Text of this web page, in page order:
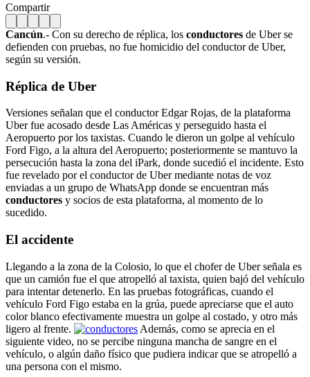
Compartir
Cancún.- Con su derecho de réplica, los conductores de Uber se
defienden con pruebas, no fue homicidio del conductor de Uber,
según su versión.
Réplica de Uber
Versiones señalan que el conductor Edgar Rojas, de la plataforma
Uber fue acosado desde Las Américas y perseguido hasta el
Aeropuerto por los taxistas. Cuando le dieron un golpe al vehículo
Ford Figo, a la altura del Aeropuerto; posteriormente se mantuvo la
persecución hasta la zona del iPark, donde sucedió el incidente. Esto
fue revelado por el conductor de Uber mediante notas de voz
enviadas a un grupo de WhatsApp donde se encuentran más
conductores y socios de esta plataforma, al momento de lo
sucedido.
El accidente
Llegando a la zona de la Colosio, lo que el chofer de Uber señala es
que un camión fue el que atropelló al taxista, quien bajó del vehículo
para intentar detenerlo. En las pruebas fotográficas, cuando el
vehículo Ford Figo estaba en la grúa, puede apreciarse que el auto
color blanco efectivamente muestra un golpe al costado, y otro más
ligero al frente.
Además, como se aprecia en el
siguiente video, no se percibe ninguna mancha de sangre en el
vehículo, o algún daño físico que pudiera indicar que se atropelló a
una persona con el mismo.